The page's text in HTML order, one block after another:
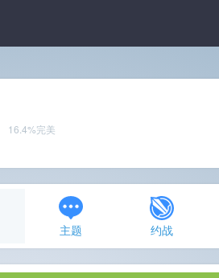
16.4%完美
主题 约战